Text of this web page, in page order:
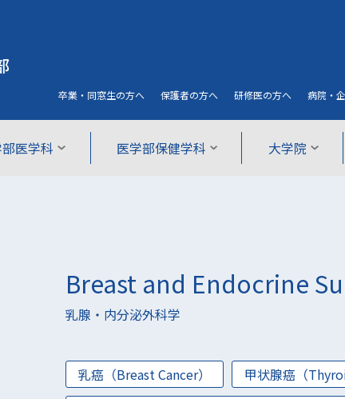
医学科 医学部保健学科 大学院
卒業・同窓生の方へ 保護者の方へ 研修医の方へ 病院・
Breast and Endocrine
乳腺・内分泌外科学
乳癌（Breast Cancer）
甲状腺癌（